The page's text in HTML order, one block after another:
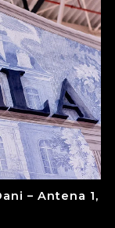
– Antena 1,